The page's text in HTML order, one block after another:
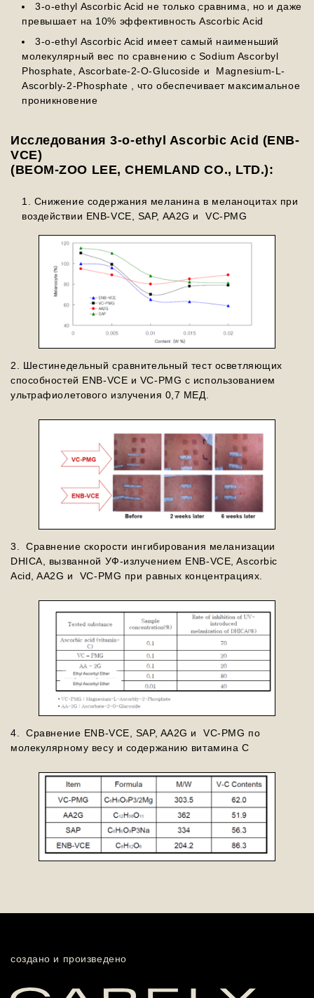
3-o-ethyl Ascorbic Acid не только сравнима, но и даже
превышает на 10% эффективность Ascorbic Acid
3-o-ethyl Ascorbic Acid имеет самый наименьший
молекулярный вес по сравнению с Sodium Ascorbyl
Phosphate, Ascorbate-2-O-Glucoside и Magnesium-L-
Ascorbly-2-Phosphate , что обеспечивает максимальное
проникновение
Исследования 3-o-ethyl Ascorbic Acid (ENB-
VCE)
(BEOM-ZOO LEE, CHEMLAND CO., LTD.):
Снижение содержания меланина в меланоцитах при
воздействии ENB-VCE, SAP, AA2G и VC-PMG
2. Шестинедельный сравнительный тест осветляющих
способностей ENB-VCE и VC-PMG с использованием
ультрафиолетового излучения 0,7 МЕД.
3. Сравнение cкорости ингибирования меланизации
DHICA, вызванной УФ-излучением ENB-VCE, Ascorbic
Acid, AA2G и VC-PMG при равных концентрациях.
4. Сравнение ENB-VCE, SAP, AA2G и VC-PMG по
молекулярному весу и содержанию витамина С
создано и произведено